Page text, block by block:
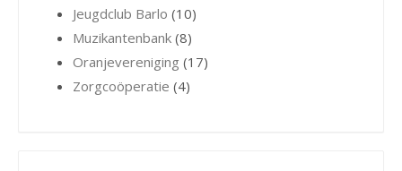
Jeugdclub Barlo (10)
Muzikantenbank (8)
Oranjevereniging (17)
Zorgcoöperatie (4)